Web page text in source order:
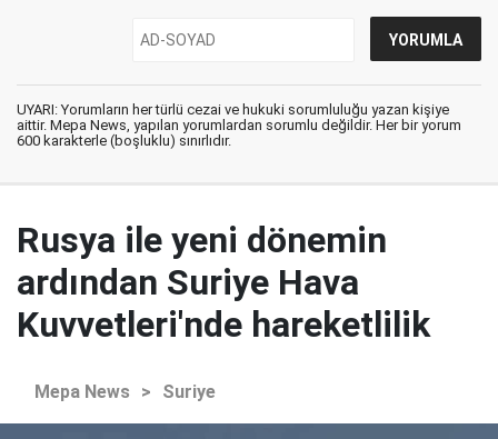
UYARI: Yorumların her türlü cezai ve hukuki sorumluluğu yazan kişiye
aittir. Mepa News, yapılan yorumlardan sorumlu değildir. Her bir yorum
600 karakterle (boşluklu) sınırlıdır.
Rusya ile yeni dönemin
ardından Suriye Hava
Kuvvetleri'nde hareketlilik
Mepa News > Suriye